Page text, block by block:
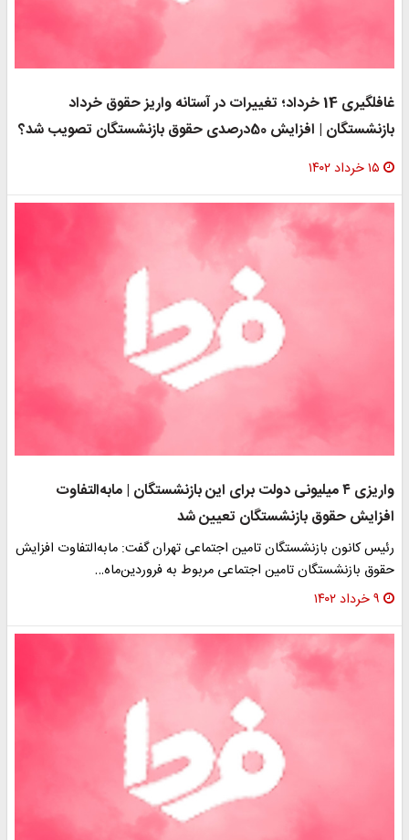
غافلگیری 14 خرداد؛ تغییرات در آستانه واریز حقوق خرداد
بازنشستگان | افزایش 50درصدی حقوق بازنشستگان تصویب شد؟
۱۵ خرداد ۱۴۰۲
واریزی ۴ میلیونی دولت برای این بازنشستگان | مابه‌التفاوت
افزایش حقوق بازنشستگان تعیین شد
رئیس کانون بازنشستگان تامین اجتماعی تهران گفت: مابه‌التفاوت افزایش
حقوق بازنشستگان تامین اجتماعی مربوط به فروردین‌ماه…
۹ خرداد ۱۴۰۲